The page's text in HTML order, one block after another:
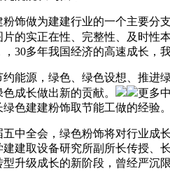
做为建建行业的一个主要分
的实正在性、完整性、及时性
30多年我国经济的高速成长，
源，绿色、绿色设想、推进
成长做出新的贡献。
更多
色建建粉饰取节能工做的经验。
全会，绿色粉饰将对行业成
建取设备研究所副所长传授
升级成长的新阶段，曾经严